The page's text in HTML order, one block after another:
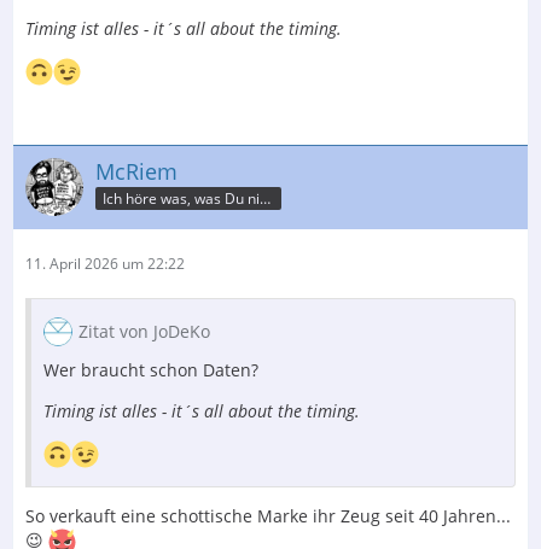
Timing ist alles - it´s all about the timing.
McRiem
Ich höre was, was Du nicht misst.
11. April 2026 um 22:22
Zitat von JoDeKo
Wer braucht schon Daten?
Timing ist alles - it´s all about the timing.
So verkauft eine schottische Marke ihr Zeug seit 40 Jahren...
😉